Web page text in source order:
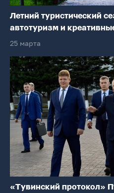
Летний туристический
автотуризм и
25 марта
«Тувинский протокол»